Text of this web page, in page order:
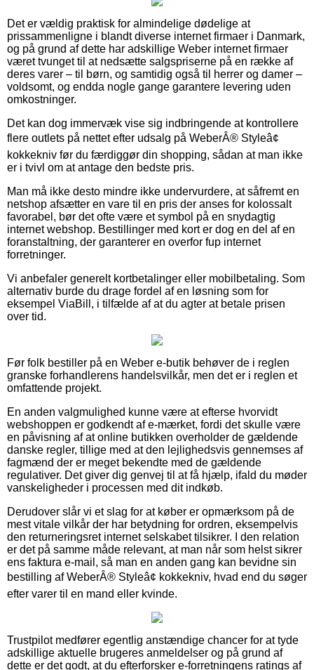
Det er vældig praktisk for almindelige dødelige at
prissammenligne i blandt diverse internet firmaer i Danmark,
og på grund af dette har adskillige Weber internet firmaer
været tvunget til at nedsætte salgspriserne på en række af
deres varer – til børn, og samtidig også til herrer og damer –
voldsomt, og endda nogle gange garantere levering uden
omkostninger.
Det kan dog immervæk vise sig indbringende at kontrollere
flere outlets på nettet efter udsalg på WeberÂ® Styleâ¢
kokkekniv før du færdiggør din shopping, sådan at man ikke
er i tvivl om at antage den bedste pris.
Man må ikke desto mindre ikke undervurdere, at såfremt en
netshop afsætter en vare til en pris der anses for kolossalt
favorabel, bør det ofte være et symbol på en snydagtig
internet webshop. Bestillinger med kort er dog en del af en
foranstaltning, der garanterer en overfor fup internet
forretninger.
Vi anbefaler generelt kortbetalinger eller mobilbetaling. Som
alternativ burde du drage fordel af en løsning som for
eksempel ViaBill, i tilfælde af at du agter at betale prisen
over tid.
Før folk bestiller på en Weber e-butik behøver de i reglen
granske forhandlerens handelsvilkår, men det er i reglen et
omfattende projekt.
En anden valgmulighed kunne være at efterse hvorvidt
webshoppen er godkendt af e-mærket, fordi det skulle være
en påvisning af at online butikken overholder de gældende
danske regler, tillige med at den lejlighedsvis gennemses af
fagmænd der er meget bekendte med de gældende
regulativer. Det giver dig genvej til at få hjælp, ifald du møder
vanskeligheder i processen med dit indkøb.
Derudover slår vi et slag for at køber er opmærksom på de
mest vitale vilkår der har betydning for ordren, eksempelvis
den returneringsret internet selskabet tilsikrer. I den relation
er det på samme måde relevant, at man når som helst sikrer
ens faktura e-mail, så man en anden gang kan bevidne sin
bestilling af WeberÂ® Styleâ¢ kokkekniv, hvad end du søger
efter varer til en mand eller kvinde.
Trustpilot medfører egentlig anstændige chancer for at tyde
adskillige aktuelle brugeres anmeldelser og på grund af
dette er det godt, at du efterforsker e-forretningens ratings af